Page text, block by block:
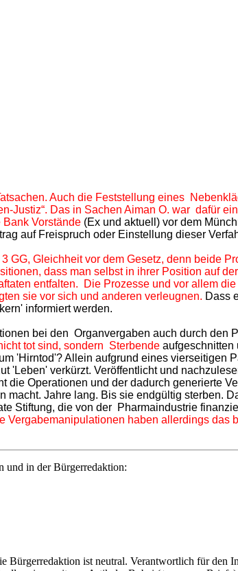
Auch die Feststellung eines
Justiz“. Das in Sachen Aiman O. war dafür
Vorstände (Ex und aktuell) vor dem
auf Freispruch oder Einstellung dieser
GG, Gleichheit vor dem Gesetz, denn beide
dass man selbst in ihrer Position auf
entfalten.
Die Prozesse und vor allem
sie vor sich und anderen verleugnen. Dass
informiert werden.
bei den Organvergaben auch durch den
tot sind, sondern Sterbende aufgeschnitten
'Hirntod'? Allein aufgrund eines vierseitigen
verkürzt. Veröffentlicht und
Operationen und der dadurch generierte
Jahre lang. Bis sie endgültig sterben.
Stiftung, die von der Pharmaindustrie
haben allerdings das
und in der Bürgerredaktion:
Bürgerredaktion ist neutral. Verantwortlich für den